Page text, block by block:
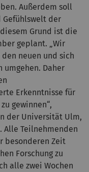
Außerdem soll
Gefühlswelt der
Grund ist die
geplant. „Wir
neuen und sich
Daher
Erkenntnisse für
gewinnen“,
der Universität Ulm,
Alle Teilnehmenden
besonderen Zeit
Forschung zu
alle zwei Wochen